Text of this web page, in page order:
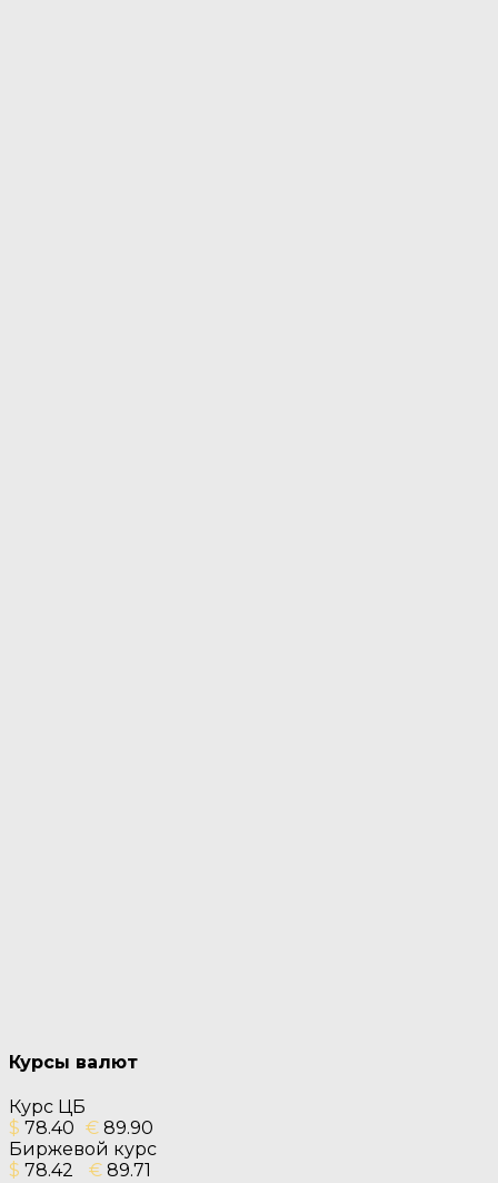
Курсы валют
Курс ЦБ
$ 78.40 € 89.90
Биржевой курс
$ 78.42 € 89.71